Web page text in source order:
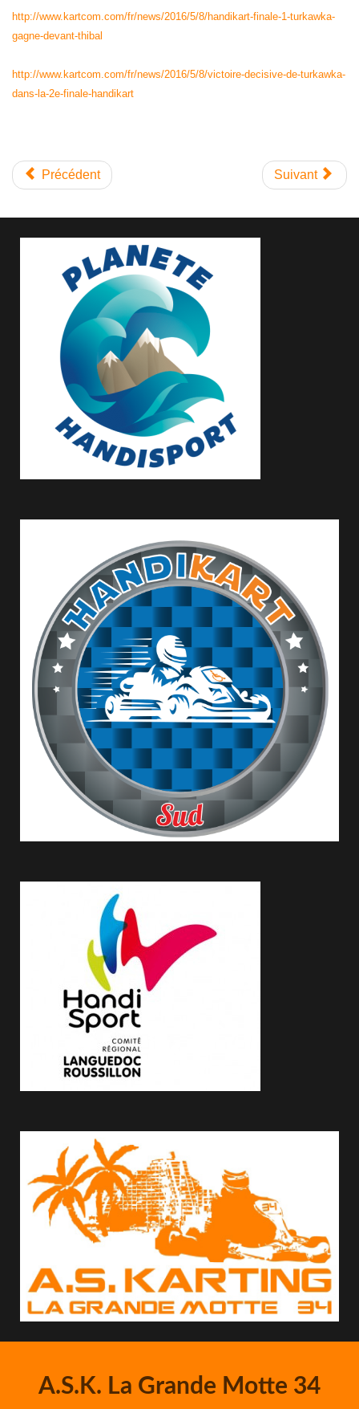
http://www.kartcom.com/fr/news/2016/5/8/handikart-finale-1-turkawka-
gagne-devant-thibal
http://www.kartcom.com/fr/news/2016/5/8/victoire-decisive-de-turkawka-
dans-la-2e-finale-handikart
Précédent Suivant
A.S.K. La Grande Motte 34